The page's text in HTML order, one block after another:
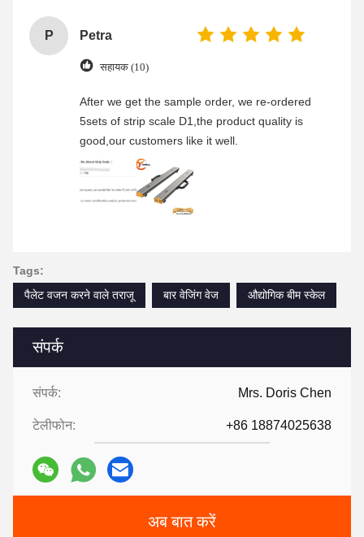
संपर्क
संपर्क: Mrs. Doris Chen
टेलीफोन: +86 18874025638
अब बात करें
P Petra
सहायक (10)
After we get the sample order, we re-ordered
5sets of strip scale D1,the product quality is
good,our customers like it well.
Tags:
पैलेट वजन करने वाले तराजू
बार वेजिंग वेज औद्योगिक बीम स्केल